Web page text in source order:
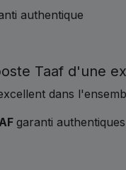
authentique
Taaf d'une
dans
garanti